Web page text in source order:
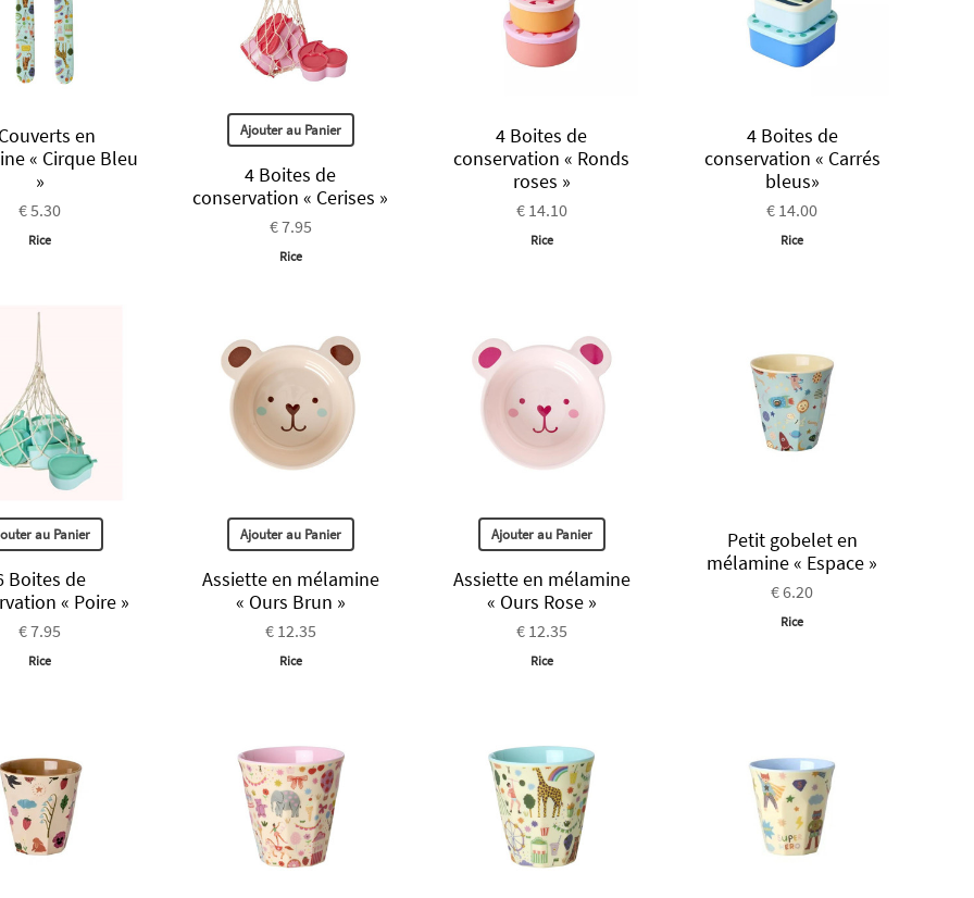
en
« Cirque Bleu
»
€ 5.30
Rice
Ajouter au Panier
4 Boites de
conservation « Cerises »
€ 7.95
Rice
4 Boites de
conservation « Ronds
roses »
€ 14.10
Rice
4 Boites de
conservation « Carrés
bleus»
€ 14.00
Rice
au Panier
Boites de
« Poire »
€ 7.95
Rice
Ajouter au Panier
Assiette en mélamine
« Ours Brun »
€ 12.35
Rice
Ajouter au Panier
Assiette en mélamine
« Ours Rose »
€ 12.35
Rice
Petit gobelet en
mélamine « Espace »
€ 6.20
Rice